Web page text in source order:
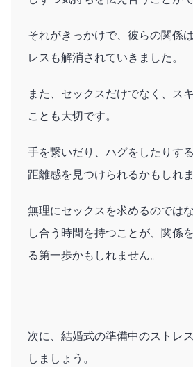
それがきっかけで、彼らの関係
レスも解消されていきました。
また、セックスだけでなく、ス
ことも大切です。
手を繋いだり、ハグをしたりす
距離感を見つけられるかもしれま
無理にセックスを求めるのでは
し合う時間を持つことが、関係
る第一歩かもしれません。
次に、結婚式の準備中のストレ
しましょう。